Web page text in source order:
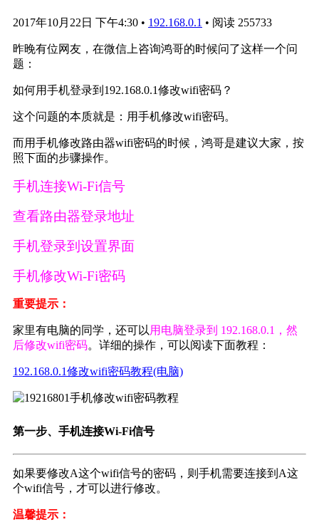
2017年10月22日 下午4:30 • 192.168.0.1 • 阅读 255733
昨晚有位网友，在微信上咨询鸿哥的时候问了这样一个问
题：
如何用手机登录到192.168.0.1修改wifi密码？
这个问题的本质就是：用手机修改wifi密码。
而用手机修改路由器wifi密码的时候，鸿哥是建议大家，按
照下面的步骤操作。
手机连接Wi-Fi信号
查看路由器登录地址
手机登录到设置界面
手机修改Wi-Fi密码
重要提示：
家里有电脑的同学，还可以 用电脑登录到 192.168.0.1，然
后修改wifi密码。详细的操作，可以阅读下面教程：
192.168.0.1修改wifi密码教程(电脑)
第一步、手机连接Wi-Fi信号
如果要修改A这个wifi信号的密码，则手机需要连接到A这
个wifi信号，才可以进行修改。
温馨提示：